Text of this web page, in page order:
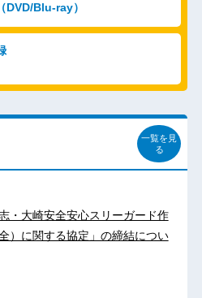
DVD/Blu-ray）
一覧を見
る
・大崎安全安心スリーガード作
）に関する協定」の締結につい